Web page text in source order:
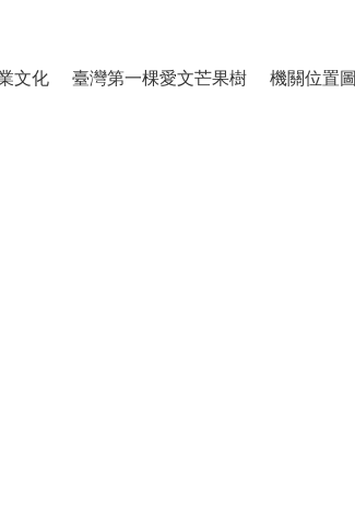
文化 臺灣第一棵愛文芒果樹 機關位置圖